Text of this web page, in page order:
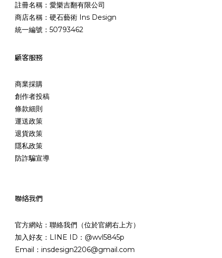
註冊名稱：愛樂吉翻有限公司
商店名稱：硬石藝術 Ins Design
統一編號：50793462
顧客服務
商業採購
創作者投稿
條款細則
運送政策
退貨政策
隱私政策
防詐騙宣導
聯絡我們
官方網站：聯絡我們（位於官網右上方）
加入好友：LINE ID：@wvl5845p
Email：insdesign2206@gmail.com